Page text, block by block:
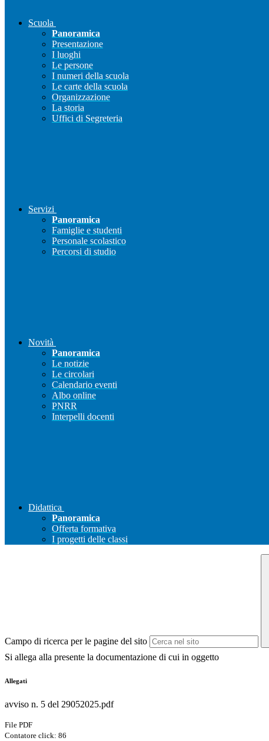
Scuola
Panoramica
Presentazione
I luoghi
Le persone
I numeri della scuola
Le carte della scuola
Organizzazione
La storia
Uffici di Segreteria
Servizi
Panoramica
Famiglie e studenti
Personale scolastico
Percorsi di studio
Novità
Panoramica
Le notizie
Le circolari
Calendario eventi
Albo online
PNRR
Interpelli docenti
Didattica
Panoramica
Offerta formativa
I progetti delle classi
Campo di ricerca per le pagine del sito
Si allega alla presente la documentazione di cui in oggetto
Allegati
avviso n. 5 del 29052025.pdf
File PDF
Contatore click: 86